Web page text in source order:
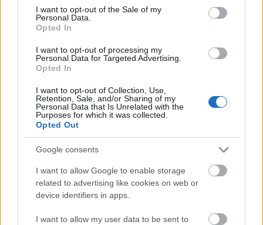
consent section.
I want to opt-out of the Sale of my
Personal Data.
Opted In
I want to opt-out of processing my
Personal Data for Targeted Advertising.
Opted In
I want to opt-out of Collection, Use,
Retention, Sale, and/or Sharing of my
Personal Data that Is Unrelated with the
Purposes for which it was collected.
Opted Out
Google consents
I want to allow Google to enable storage
related to advertising like cookies on web or
device identifiers in apps.
I want to allow my user data to be sent to
email εκ των προτέρων.
Πέτρα & Έλατο Art Hotel
βρίσκεται σε απόσταση 2,5
ωρών από την Αθήνα στο χωριό Βαλτεσινίκο. Κοντινός
Λάδωνα. Το χωριό βρίσκεται σε απόσταση 20 λεπτών
από τη Βυτίνα και τη Δημητσάνα.
Wi-Fi